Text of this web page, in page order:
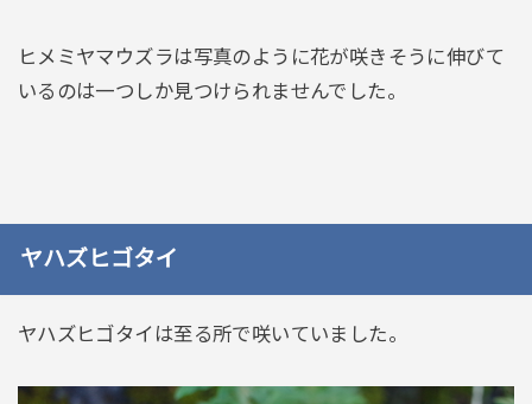
ヒメミヤマウズラは写真のように花が咲きそうに伸びて
いるのは一つしか見つけられませんでした。
ヤハズヒゴタイ
ヤハズヒゴタイは至る所で咲いていました。